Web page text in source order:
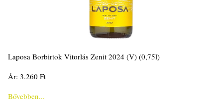
Laposa Borbirtok Vitorlás Zenit 2024 (V) (0,75l)
Ár: 3.260 Ft
Bővebben...